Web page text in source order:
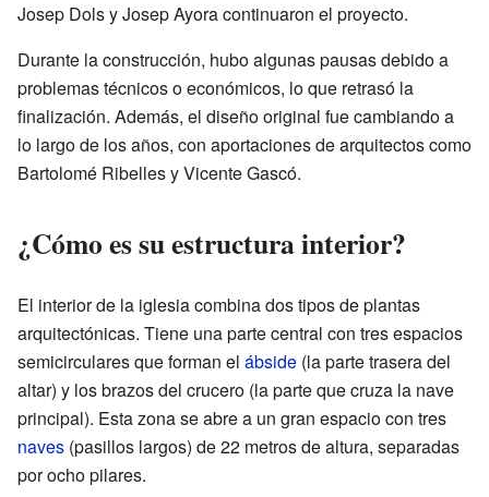
Josep Dols y Josep Ayora continuaron el proyecto.
Durante la construcción, hubo algunas pausas debido a
problemas técnicos o económicos, lo que retrasó la
finalización. Además, el diseño original fue cambiando a
lo largo de los años, con aportaciones de arquitectos como
Bartolomé Ribelles y Vicente Gascó.
¿Cómo es su estructura interior?
El interior de la iglesia combina dos tipos de plantas
arquitectónicas. Tiene una parte central con tres espacios
semicirculares que forman el ábside (la parte trasera del
altar) y los brazos del crucero (la parte que cruza la nave
principal). Esta zona se abre a un gran espacio con tres
naves (pasillos largos) de 22 metros de altura, separadas
por ocho pilares.